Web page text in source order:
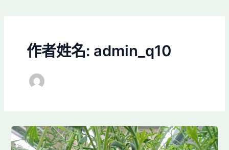
作者姓名: admin_q10